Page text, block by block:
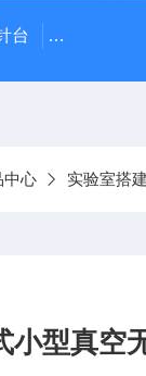
台 小型蒸镀仪
中心 实验室搭建
小型真空